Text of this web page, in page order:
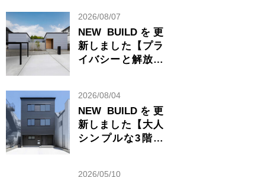
2026/08/07
NEW BUILDを更
新しました【プラ
イバシーと解放感
2026/08/04
NEW BUILDを更
新しました【大人
シンプルな3階建
2026/05/10